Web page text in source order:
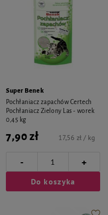
Super Benek
Pochłaniacz zapachów Certech
Pochłaniacz Zielony Las - worek
0,45 kg
7,90 zł 17,56 zł / kg
- +
Do koszyka